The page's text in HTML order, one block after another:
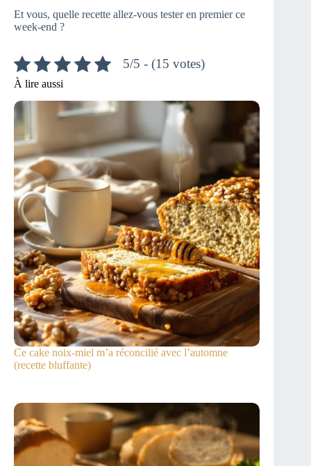
Et vous, quelle recette allez-vous tester en premier ce
week-end ?
5/5 - (15 votes)
À lire aussi
Ce cake noix-miel m’a réconcilié avec l’automne
(recette bluffante)